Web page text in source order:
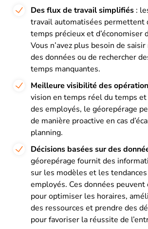
Des flux de travail simplifiés :
travail automatisées permettent
temps précieux et d’économiser
Vous n’avez plus besoin de
des données ou de rechercher
temps manquantes.
Meilleure visibilité des
vision en temps réel du temps et
des employés, le géorepérage
de manière proactive en cas
planning.
Décisions basées sur des
géorepérage fournit des
sur les modèles et les
employés. Ces données
pour optimiser les horaires,
des ressources et prendre des
pour favoriser la réussite de